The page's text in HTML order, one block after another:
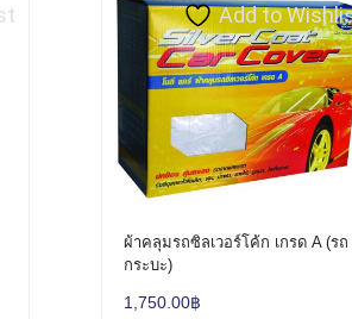
Add to
ผ้าคลุมรถซิลเวอร์โค้ก เกรด A (รถ
กระบะ)
1,750.00฿